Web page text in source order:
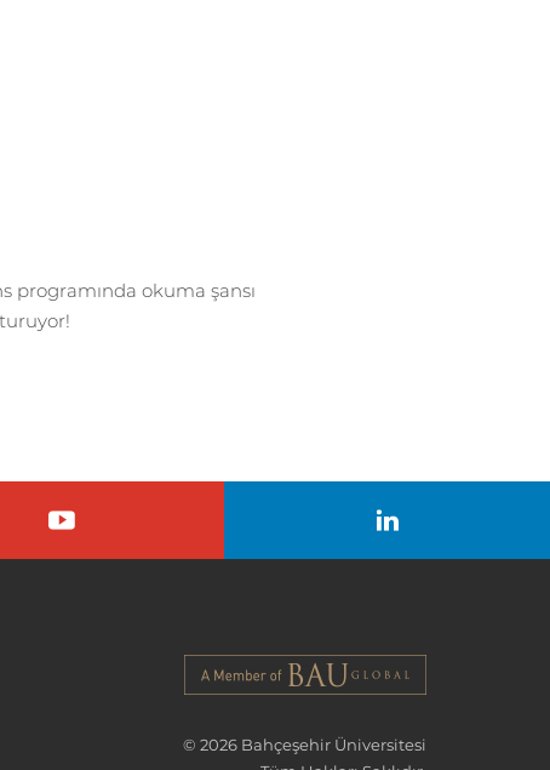
programında okuma şansı
© 2026 Bahçeşehir Üniversitesi